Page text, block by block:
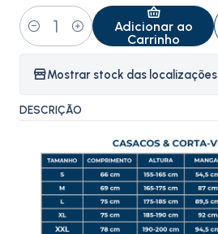
Quantidade
Adicionar ao
Carrinho
Mostrar stock das localizações
DESCRIÇÃO